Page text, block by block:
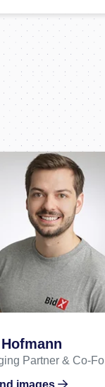
Partner & Co-